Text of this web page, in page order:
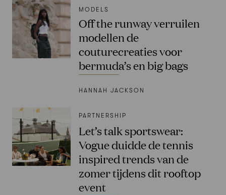
MODELS
Off the runway verruilen
modellen de
couturecreaties voor
bermuda’s en big bags
HANNAH JACKSON
PARTNERSHIP
Let’s talk sportswear:
Vogue duidde de tennis
inspired trends van de
zomer tijdens dit rooftop
event